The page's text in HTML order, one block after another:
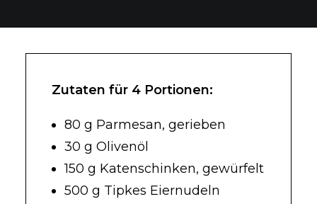
Zutaten für 4 Portionen:
80 g Parmesan, gerieben
30 g Olivenöl
150 g Katenschinken, gewürfelt
500 g Tipkes Eiernudeln